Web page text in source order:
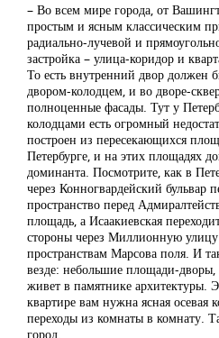
– Во всем мире города, от
простым и ясным классическим
радиально-лучевой и
застройка – улица-коридор и
То есть внутренний двор должен
двором-колодцем, и во дворе-
полноценные фасады. Тут у
колодцами есть огромный
построен из пересекающихся
Петербурге, и на этих площадях
доминанта. Посмотрите, как в
через Конногвардейский бульвар
пространство перед
площадь, а Исаакиевская
стороны через Миллионную
пространствам Марсова поля. И
везде: небольшие площади-дворы,
живет в памятнике архитектуры.
квартире вам нужна ясная
переходы из комнаты в комнату.
город.